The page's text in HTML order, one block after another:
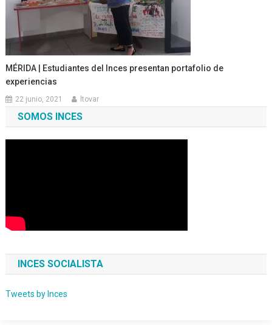
MÉRIDA | Estudiantes del Inces presentan portafolio de
experiencias
22 junio, 2021 ltovar
SOMOS INCES
INCES SOCIALISTA
Tweets by Inces